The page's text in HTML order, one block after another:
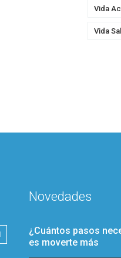
Vida
Vida
Novedades
¿Cuántos pasos
es moverte más